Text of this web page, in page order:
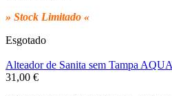
» Stock Limitado «
Esgotado
Alteador de Sanita sem Tampa
31,00 €